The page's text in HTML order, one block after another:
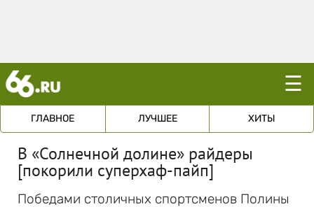
☰
ГЛАВНОЕ ЛУЧШЕЕ ХИТЫ
В «Солнечной долине» райдеры
[покорили суперхаф-пайп]
Победами столичных спортсменов Полины